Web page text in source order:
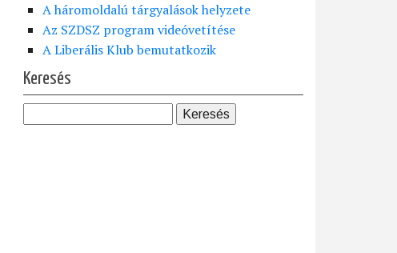
A háromoldalú tárgyalások helyzete
Az SZDSZ program videóvetítése
A Liberális Klub bemutatkozik
Keresés